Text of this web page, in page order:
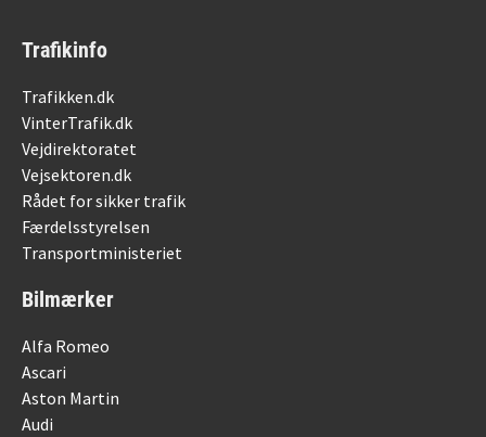
Trafikinfo
Trafikken.dk
VinterTrafik.dk
Vejdirektoratet
Vejsektoren.dk
Rådet for sikker trafik
Færdelsstyrelsen
Transportministeriet
Bilmærker
Alfa Romeo
Ascari
Aston Martin
Audi